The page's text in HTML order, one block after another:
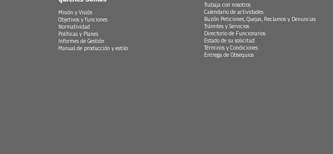
Misión y Visión
Objetivos y funciones
Normatividad
Políticas y Planes
Informes de Gestión
Manual de producción y estilo
Trabaja con nosotros
Calendario de actividades
Buzón Peticiones, Quejas, Reclamos y Denuncias
Trámites y Servicios
Directorio de Funcionarios
Estado de su solicitud
Términos y Condiciones
Entrega de Obsequios